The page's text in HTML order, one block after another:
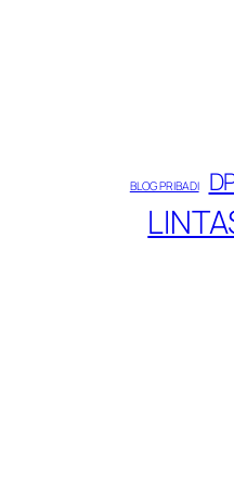
BLOG PRIBADI